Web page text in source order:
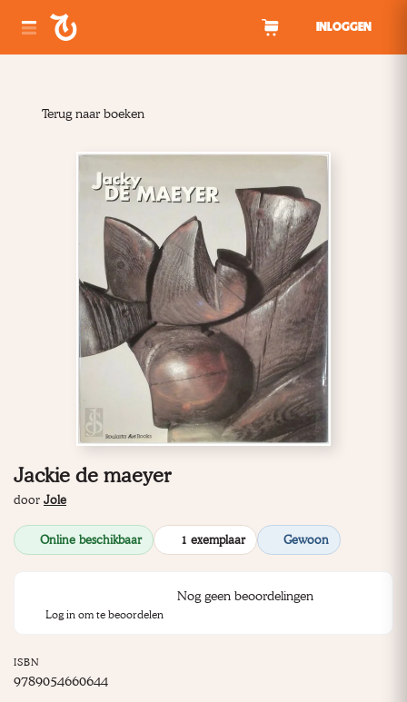
INLOGGEN
Terug naar boeken
Jackie de maeyer
door Jole
Online beschikbaar 1 exemplaar Gewoon
Nog geen beoordelingen
Log in om te beoordelen
ISBN
9789054660644